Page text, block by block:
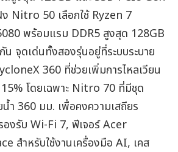
Nitro 50 เลือกใช้ Ryzen 7
พร้อมแรม DDR5 สูงสุด 128GB
น จุดเด่นทั้งสองรุ่นอยู่ที่ระบบระบาย
360 ที่ช่วยเพิ่มการไหลเวียน
โดยเฉพาะ Nitro 70 ที่มีชุด
ำ 360 มม. เพื่อคงความเสถียร
งรับ Wi-Fi 7, ฟีเจอร์ Acer
สำหรับใช้งานเครื่องมือ AI, เคส